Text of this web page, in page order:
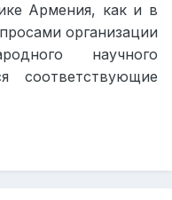
Армения, как и в
организации
научного
соответствующие